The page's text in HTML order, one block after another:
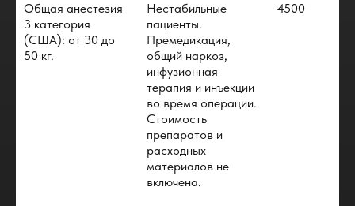
Общая анестезия
3 категория
(США): от 30 до
50 кг.
Нестабильные
пациенты.
Премедикация,
общий наркоз,
инфузионная
терапия и инъекции
во время операции.
Стоимость
препаратов и
расходных
материалов не
включена.
4500